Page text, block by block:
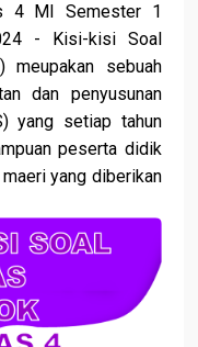
4 MI Semester 1
- Kisi-kisi Soal
meupakan sebuah
dan penyusunan
yang setiap tahun
peserta didik
yang diberikan